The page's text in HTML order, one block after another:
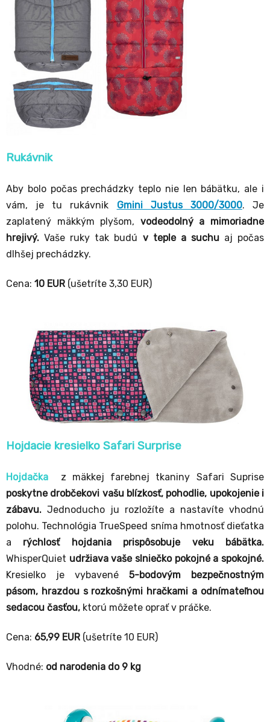
Rukávnik
Aby bolo počas prechádzky teplo nie len bábätku, ale i
vám, je tu rukávnik Gmini Justus 3000/3000. Je
zaplatený mäkkým plyšom, vodeodolný a mimoriadne
hrejivý. Vaše ruky tak budú v teple a suchuaj počas
dlhšej prechádzky.
Cena: 10 EUR (ušetríte 3,30 EUR)
Hojdacie kresielko Safari Surprise
Hojdačka z mäkkej farebnej tkaniny Safari Suprise
poskytne drobčekovi vašu blízkosť, pohodlie, upokojenie i
zábavu. Jednoducho ju rozložíte a nastavíte vhodnú
polohu. Technológia TrueSpeed sníma hmotnosť dieťatka
a rýchlosť hojdania prispôsobuje veku bábätka.
WhisperQuiet udržiava vaše slniečko pokojné a spokojné.
Kresielko je vybavené 5-bodovým bezpečnostným
pásom, hrazdou s rozkošnými hračkami a odnímateľnou
sedacou časťou, ktorú môžete oprať v práčke.
Cena: 65,99 EUR (ušetríte 10 EUR)
Vhodné: od narodenia do 9 kg